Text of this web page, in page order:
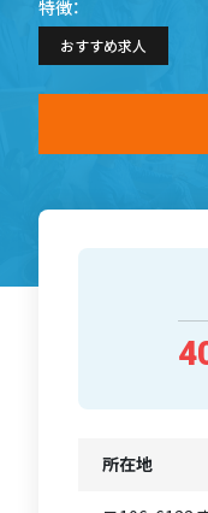
特徴：
おすすめ求人
所在地